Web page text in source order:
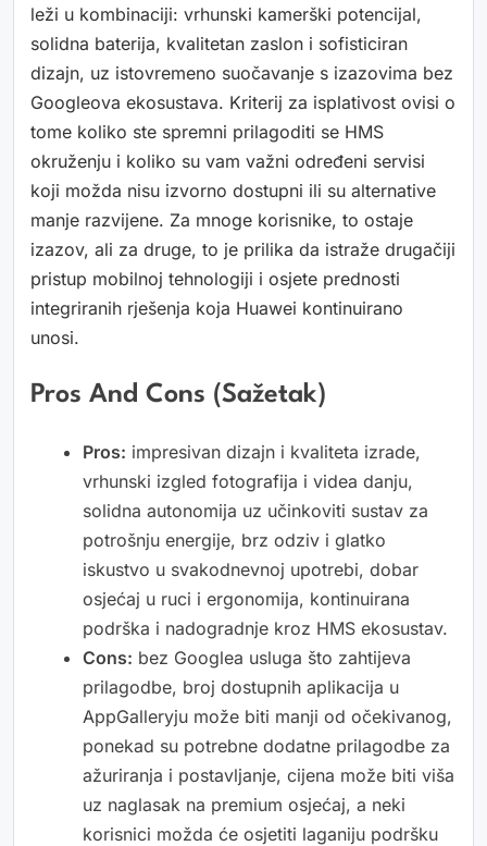
leži u kombinaciji: vrhunski kamerški potencijal,
solidna baterija, kvalitetan zaslon i sofisticiran
dizajn, uz istovremeno suočavanje s izazovima bez
Googleova ekosustava. Kriterij za isplativost ovisi o
tome koliko ste spremni prilagoditi se HMS
okruženju i koliko su vam važni određeni servisi
koji možda nisu izvorno dostupni ili su alternative
manje razvijene. Za mnoge korisnike, to ostaje
izazov, ali za druge, to je prilika da istraže drugačiji
pristup mobilnoj tehnologiji i osjete prednosti
integriranih rješenja koja Huawei kontinuirano
unosi.
Pros And Cons (sažetak)
Pros: impresivan dizajn i kvaliteta izrade,
vrhunski izgled fotografija i videa danju,
solidna autonomija uz učinkoviti sustav za
potrošnju energije, brz odziv i glatko
iskustvo u svakodnevnoj upotrebi, dobar
osjećaj u ruci i ergonomija, kontinuirana
podrška i nadogradnje kroz HMS ekosustav.
Cons: bez Googlea usluga što zahtijeva
prilagodbe, broj dostupnih aplikacija u
AppGalleryju može biti manji od očekivanog,
ponekad su potrebne dodatne prilagodbe za
ažuriranja i postavljanje, cijena može biti viša
uz naglasak na premium osjećaj, a neki
korisnici možda će osjetiti laganiju podršku